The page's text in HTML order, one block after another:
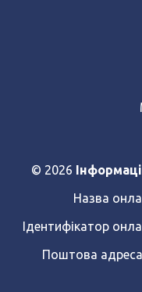
© 2026
Назва
Ідентифікатор
Поштова